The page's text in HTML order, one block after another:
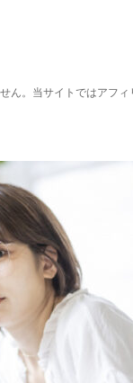
。当サイトではアフ